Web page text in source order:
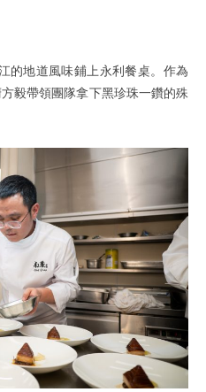
的地道風味鋪上永利餐桌。作為
毅帶領團隊拿下黑珍珠一鑽的殊